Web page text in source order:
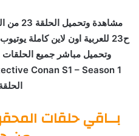
مشاهدة
ح23 للعربية اون لاين كاملة
الحلقة
بــاقي حلقات